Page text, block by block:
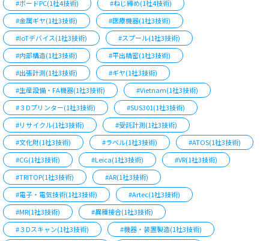
#ボードPC(1社4技術)
#ねじ締め(1社4技術)
#金属ギヤ(1社3技術)
#医療機器(1社3技術)
#IoTデバイス(1社3技術)
#スプール(1社3技術)
#内部構造(1社3技術)
#平出精密(1社3技術)
#出張計測(1社3技術)
#ギヤ(1社3技術)
#生産設備・FA機器(1社3技術)
#Vietnam(1社3技術)
#３Dプリンター(1社3技術)
#SUS301(1社3技術)
#リサイクル(1社3技術)
#受託計測(1社3技術)
#文化財(1社3技術)
#ラベル(1社3技術)
#ATOS(1社3技術)
#CG(1社3技術)
#Leica(1社3技術)
#VR(1社3技術)
#TRITOP(1社3技術)
#AR(1社3技術)
#電子・電気技術(1社3技術)
#Artec(1社3技術)
#MR(1社3技術)
#異種接合(1社3技術)
#３Dスキャン(1社3技術)
#機器・装置製造(1社3技術)